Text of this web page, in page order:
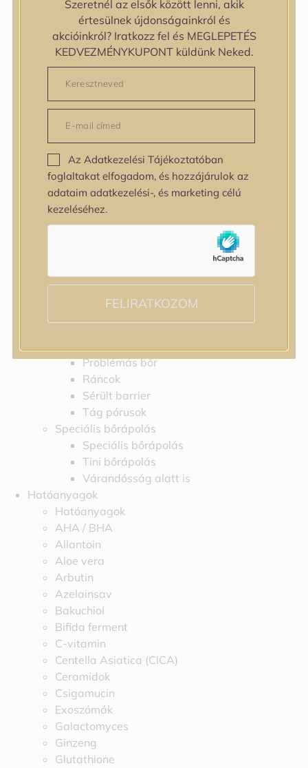
zipiderm
Bőrállapot
Bőrállapot
Bőrtípus
Bőrtípus
Kombinált
Száraz
Zsíros
Bőrprobléma
Bőrprobléma
Bőrpír
Dehidratált bőr
Érzékeny bőr
Fakóság
Problémás bőr
Ráncok
Sérült barrier
Tág pórusok
Speciális bőrápolás
Speciális bőrápolás
Tini bőrápolás
Várandósság alatt is
Hatóanyagok
Hatóanyagok
AHA / BHA
Allantoin
Aloe vera
Arbutin
Azelainsav
Bakuchiol
Bifida ferment
C-vitamin
Centella Asiatica (CICA)
Ceramidok
Csigamucin
Exoszómák
Galactomyces
Ginzeng
Glutathione
Szeretnél az elsők között lenni, akik
értesülnek újdonságainkról és
akcióinkról? Iratkozz fel és MEGLEPETÉS
KEDVEZMÉNYKUPONT küldünk Neked.
Az Adatkezelési Tájékoztatóban
foglaltakat elfogadom, és hozzájárulok az
adataim adatkezelési-, és marketing célú
kezeléséhez.
FELIRATKOZOM